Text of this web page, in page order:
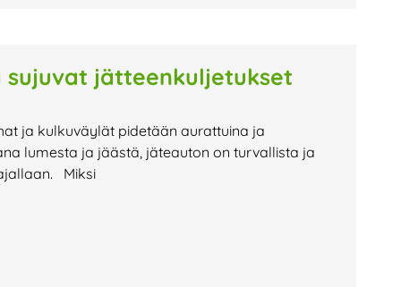
jätteenkuljetukset
ja kulkuväylät pidetään aurattuina ja
lumesta ja jäästä, jäteauton on turvallista ja
Miksi